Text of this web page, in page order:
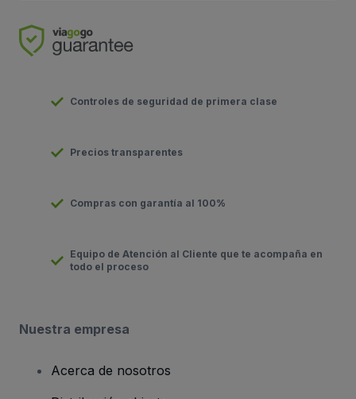
Controles de seguridad de primera clase
Precios transparentes
Compras con garantía al 100%
Equipo de Atención al Cliente que te acompaña en
todo el proceso
Nuestra empresa
Acerca de nosotros